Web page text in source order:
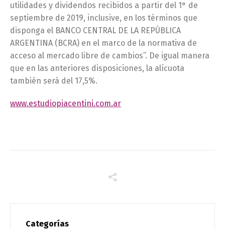
utilidades y dividendos recibidos a partir del 1° de
septiembre de 2019, inclusive, en los términos que
disponga el BANCO CENTRAL DE LA REPÚBLICA
ARGENTINA (BCRA) en el marco de la normativa de
acceso al mercado libre de cambios”. De igual manera
que en las anteriores disposiciones, la alícuota
también será del 17,5%.
www.estudiopiacentini.com.ar
Categorías